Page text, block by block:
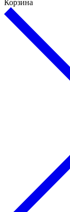
Корзина